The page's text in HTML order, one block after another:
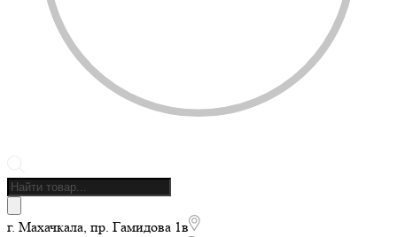
Поиск
товаров
г. Махачкала, пр. Гамидова 1в